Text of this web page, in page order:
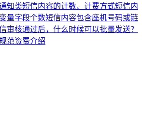
知类短信内容的计数、计费方式短信内
量字段个数短信内容包含座机号码或链
审核通过后，什么时候可以批量发送？
范资费介绍